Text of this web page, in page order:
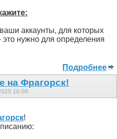
аккаунты, для которых
нужно для определения
Подробнее
на Фрагорск!
16:00
!